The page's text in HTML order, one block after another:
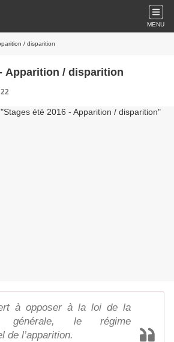
MENU
/ disparition
Apparition / disparition
à opposer à la loi de la
générale, le régime
de l’apparition.